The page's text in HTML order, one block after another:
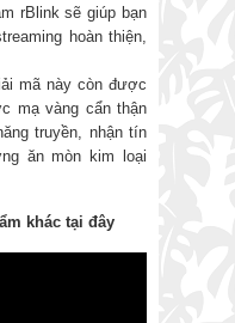
rBlink sẽ giúp bạn
hoàn thiện,
mã này còn được
mạ vàng cẩn thận
truyền, nhận tín
ăn mòn kim loại
khác tại đây